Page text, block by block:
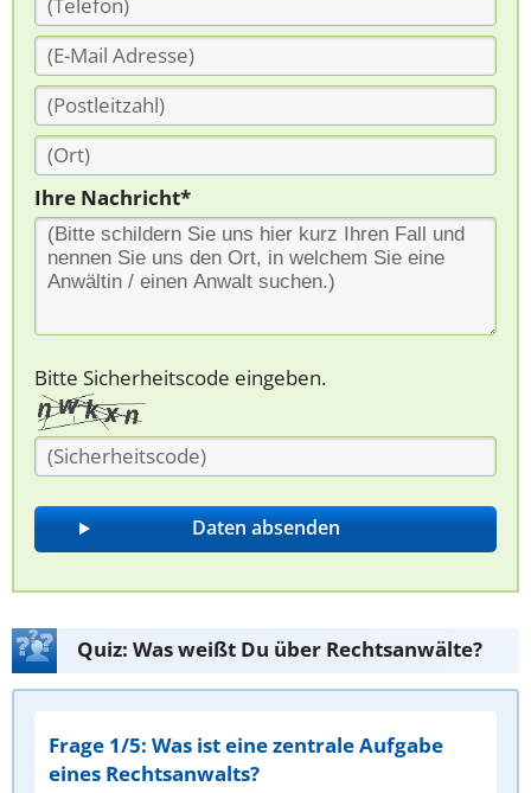
Ihre Nachricht*
Bitte Sicherheitscode eingeben.
Quiz: Was weißt Du über Rechtsanwälte?
Frage 1/5: Was ist eine zentrale Aufgabe
eines Rechtsanwalts?